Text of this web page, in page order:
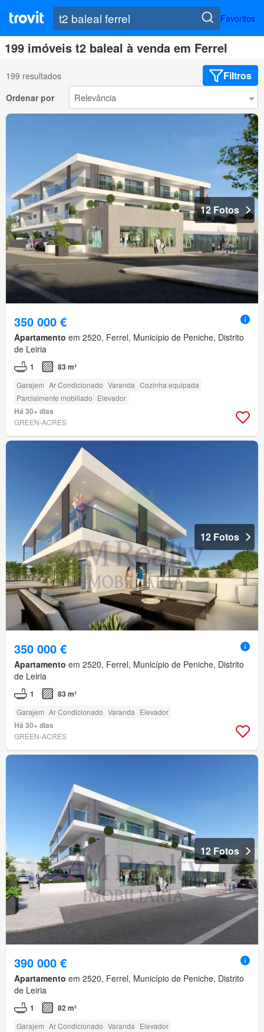
Favoritos
199 imóveis t2 baleal à venda em Ferrel
199 resultados Filtros
Ordenar por
12 Fotos
350 000 €
Apartamento em 2520, Ferrel, Município de Peniche, Distrito
de Leiria
1 83 m²
Garajem Ar Condicionado Varanda Cozinha equipada
Parcialmente mobiliado Elevador
Há 30+ dias
GREEN-ACRES
12 Fotos
350 000 €
Apartamento em 2520, Ferrel, Município de Peniche, Distrito
de Leiria
1 83 m²
Garajem Ar Condicionado Varanda Elevador
Há 30+ dias
GREEN-ACRES
12 Fotos
390 000 €
Apartamento em 2520, Ferrel, Município de Peniche, Distrito
de Leiria
1 82 m²
Garajem Ar Condicionado Varanda Elevador